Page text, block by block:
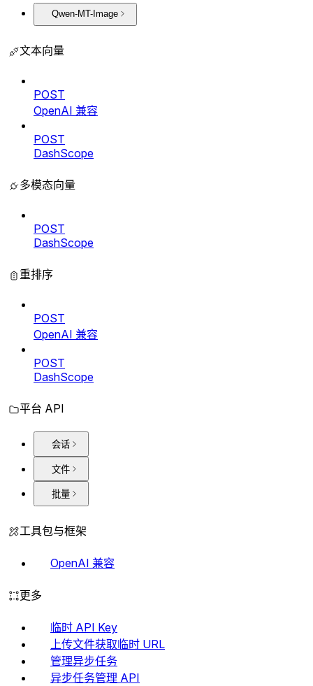
Qwen-MT-Image
文本向量
POST
OpenAI 兼容
POST
DashScope
多模态向量
POST
DashScope
重排序
POST
OpenAI 兼容
POST
DashScope
平台 API
会话
文件
批量
工具包与框架
OpenAI 兼容
更多
临时 API Key
上传文件获取临时 URL
管理异步任务
异步任务管理 API